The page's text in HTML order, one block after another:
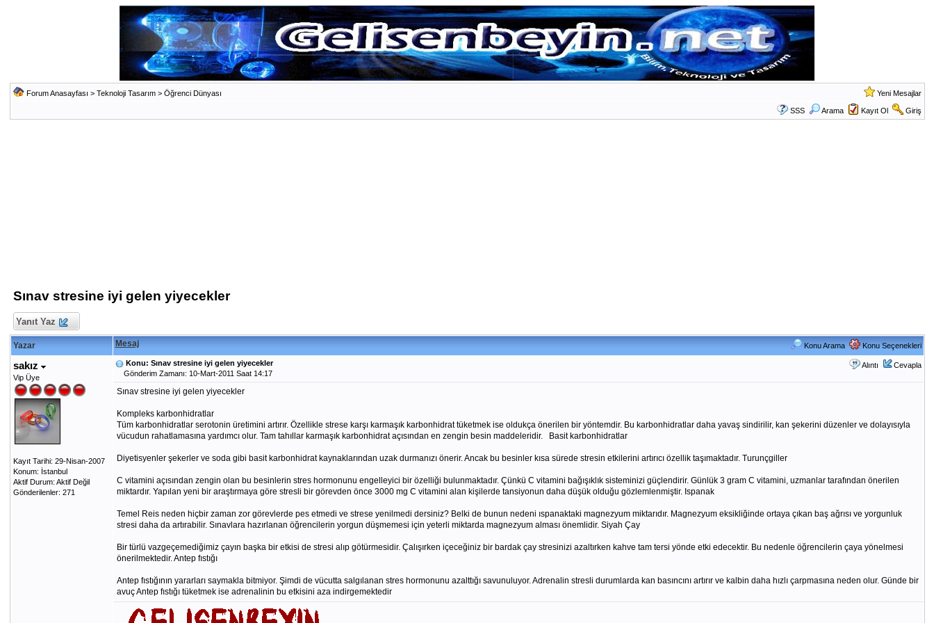
Forum Anasayfası > Teknoloji Tasarım> Öğrenci Dünyası Yeni Mesajlar
SSS Arama Kayıt Ol Giriş
Sınav stresine iyi gelen yiyecekler
Yanıt Yaz
Yazar Mesaj Konu Arama Konu Seçenekleri
sakız
Vip Üye
Kayıt Tarihi: 29-Nisan-2007
Konum: İstanbul
Aktif Durum: Aktif Değil
Gönderilenler: 271
Alıntı Cevapla
Konu: Sınav stresine iyi gelen yiyecekler
Gönderim Zamanı: 10-Mart-2011 Saat 14:17
Sınav stresine iyi gelen yiyecekler
Kompleks karbonhidratlar
Tüm karbonhidratlar serotonin üretimini artırır. Özellikle strese karşı karmaşık karbonhidrat tüketmek ise oldukça önerilen bir yöntemdir. Bu karbonhidratlar daha yavaş sindirilir, kan şekerini düzenler ve dolayısıyla
vücudun rahatlamasına yardımcı olur. Tam tahıllar karmaşık karbonhidrat açısından en zengin besin maddeleridir. Basit karbonhidratlar
Diyetisyenler şekerler ve soda gibi basit karbonhidrat kaynaklarından uzak durmanızı önerir. Ancak bu besinler kısa sürede stresin etkilerini artırıcı özellik taşımaktadır. Turunçgiller
C vitamini açısından zengin olan bu besinlerin stres hormonunu engelleyici bir özelliği bulunmaktadır. Çünkü C vitamini bağışıklık sisteminizi güçlendirir. Günlük 3 gram C vitamini, uzmanlar tarafından önerilen
miktardır. Yapılan yeni bir araştırmaya göre stresli bir görevden önce 3000 mg C vitamini alan kişilerde tansiyonun daha düşük olduğu gözlemlenmiştir. Ispanak
Temel Reis neden hiçbir zaman zor görevlerde pes etmedi ve strese yenilmedi dersiniz? Belki de bunun nedeni ıspanaktaki magnezyum miktarıdır. Magnezyum eksikliğinde ortaya çıkan baş ağrısı ve yorgunluk
stresi daha da artırabilir. Sınavlara hazırlanan öğrencilerin yorgun düşmemesi için yeterli miktarda magnezyum alması önemlidir. Siyah Çay
Bir türlü vazgeçemediğimiz çayın başka bir etkisi de stresi alıp götürmesidir. Çalışırken içeceğiniz bir bardak çay stresinizi azaltırken kahve tam tersi yönde etki edecektir. Bu nedenle öğrencilerin çaya yönelmesi
önerilmektedir. Antep fıstığı
Antep fıstığının yararları saymakla bitmiyor. Şimdi de vücutta salgılanan stres hormonunu azalttığı savunuluyor. Adrenalin stresli durumlarda kan basıncını artırır ve kalbin daha hızlı çarpmasına neden olur. Günde bir
avuç Antep fıstığı tüketmek ise adrenalinin bu etkisini aza indirgemektedir